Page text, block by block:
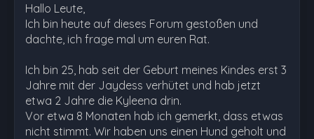
Hallo Leute,
Ich bin heute auf dieses Forum gestoßen und
dachte, ich frage mal um euren Rat.
Ich bin 25, hab seit der Geburt meines Kindes erst 3
Jahre mit der Jaydess verhütet und hab jetzt
etwa 2 Jahre die Kyleena drin.
Vor etwa 8 Monaten hab ich gemerkt, dass etwas
nicht stimmt. Wir haben uns einen Hund geholt und